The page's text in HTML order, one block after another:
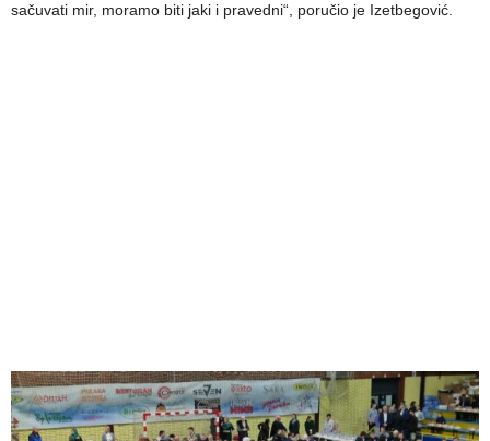
sačuvati mir, moramo biti jaki i pravedni“, poručio je Izetbegović.